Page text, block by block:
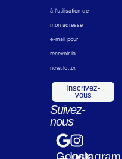
à l’utilisation de
mon adresse
e-mail pour
recevoir la
newsletter.
Inscrivez-
vous
Suivez-
nous
Google
Instagram